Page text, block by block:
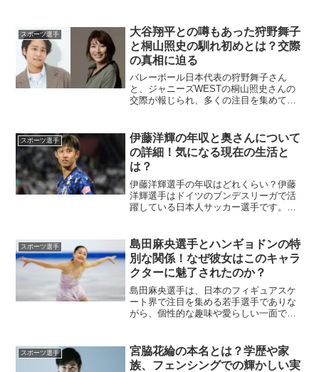
れるほどの実力を持つ彼について詳しく
紹介します。渡邉伶音選手...
スポーツ選手
大谷翔平との噂もあった狩野舞子
と桐山照史の馴れ初めとは？交際
の真相に迫る
バレーボール日本代表の狩野舞子さん
と、ジャニーズWESTの桐山照史さんの
交際が報じられ、多くの注目を集めてい
どのように始まったのでしょうか。今回
は、お二人の馴れ初めや交...
スポーツ選手
伊藤洋輝の年収と奥さんについて
の詳細！気になる現在の生活と
は？
伊藤洋輝選手の年収はどれくらい？伊藤
洋輝選手はドイツのブンデスリーガで活
躍している日本人サッカー選手です。
とされる約10億円にも上ると報じられて
います​Footba...
スポーツ選手
島田麻央選手とハンギョドンの特
別な関係！なぜ彼女はこのキャラ
クターに魅了されたのか？
島田麻央選手は、日本のフィギュアスケ
ート界で注目を集める若手選手でありな
がら、個性的な趣味や愛らしい一面でも
られており、競技生活やプライベートに
も深く関わっています。この...
スポーツ選手
宮脇花綸の本名とは？学歴や家
族、フェンシングでの輝かしい実